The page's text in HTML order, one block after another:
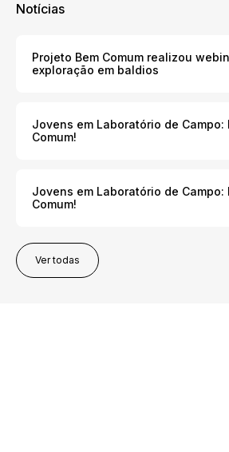
Notícias
Projeto Bem Comum realizou
exploração em baldios
Jovens em Laboratório de Campo:
Comum!
Jovens em Laboratório de Campo:
Comum!
Ver todas